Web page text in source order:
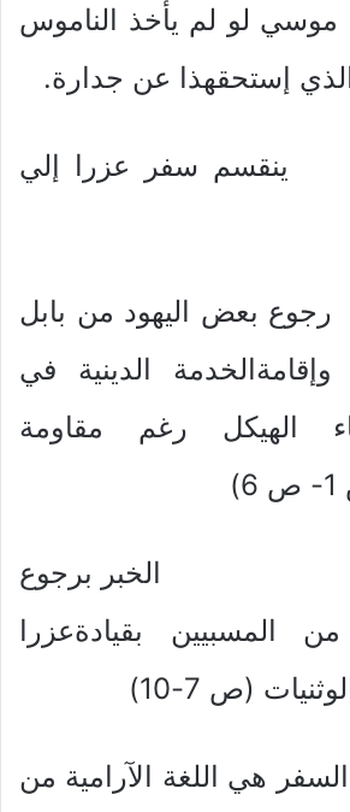
لو لم يأخذ الناموس
إستحقهذا عن جدارة.
سفر عزرا إلي
اليهود من بابل
وإقامةالخدمة الدينية في
الهيكل رغم مقاومة
برجوع
المسبيين بقيادةعزرا
(ص 7-10)
هي اللغة الآرامية من